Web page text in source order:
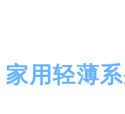
家用轻薄系